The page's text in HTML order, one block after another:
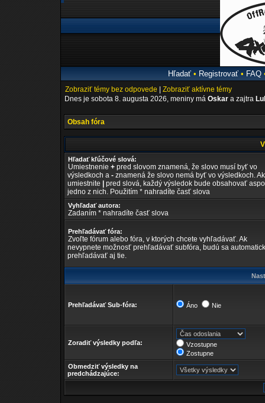
Hľadať• Registrovať• FAQ
Zobraziť témy bez odpovede
Zobraziť aktívne témy
Dnes je sobota 8. augusta 2026, meniny má Oskar a zajtra
Obsah fóra
Hľadať kľúčové slová:
Umiestnenie + pred slovom znamená, že slovo musí byť vo
výsledkoch a - znamená že slovo nemá byť vo výsledkoch. Ak
umiestnite
pred slová, každý výsledok bude obsahovať
jedno z nich. Použitím * nahradíte časť slova
Vyhľadať autora:
Zadaním * nahradíte časť slova
Prehľadávať fóra:
Zvoľte fórum alebo fóra, v ktorých chcete vyhľadávať. Ak
nevypnete možnosť prehľadávať subfóra, budú sa
prehľadávať aj tie.
Prehľadávať Sub-fóra: Áno Nie
Zoradiť výsledky podľa:
Vzostupne
Zostupne
Obmedziť výsledky na
predchádzajúce: